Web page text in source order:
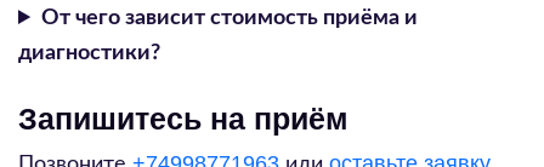
От чего зависит стоимость приёма и
диагностики?
Запишитесь на приём